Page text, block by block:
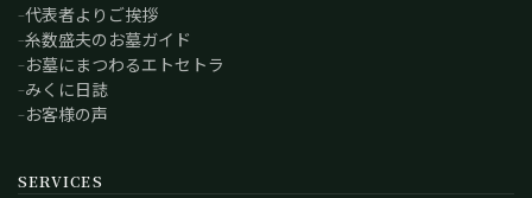
代表者よりご挨拶
糸数盛夫のお墓ガイド
お墓にまつわるエトセトラ
みくに日誌
お客様の声
SERVICES